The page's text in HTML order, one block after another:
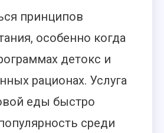
принципов
особенно когда
детокс и
рационах. Услуга
еды быстро
среди